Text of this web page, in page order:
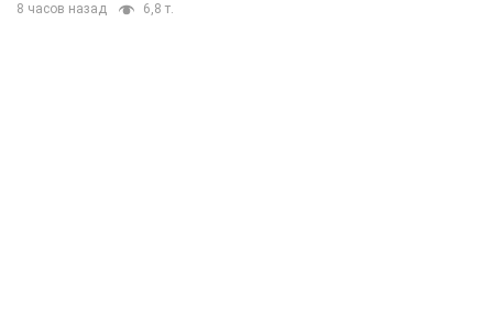
8 часов назад 6,8 т.